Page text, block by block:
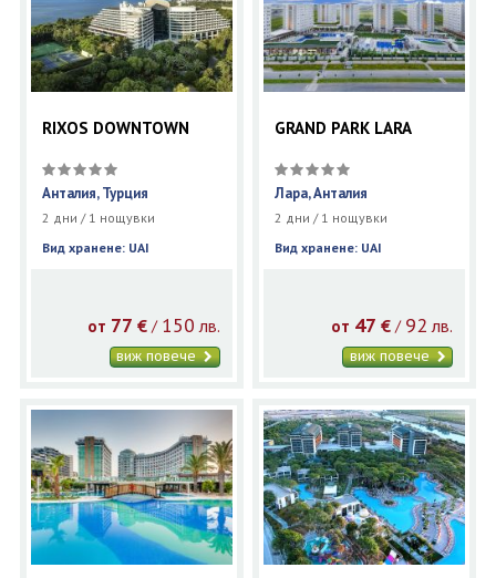
RIXOS DOWNTOWN
Анталия, Турция
2 дни / 1 нощувки
Вид хранене: UAI
от 77 €/ 150 лв.
виж повече
GRAND PARK LARA
Лара, Анталия
2 дни / 1 нощувки
Вид хранене: UAI
от 47 € / 92 лв.
виж повече